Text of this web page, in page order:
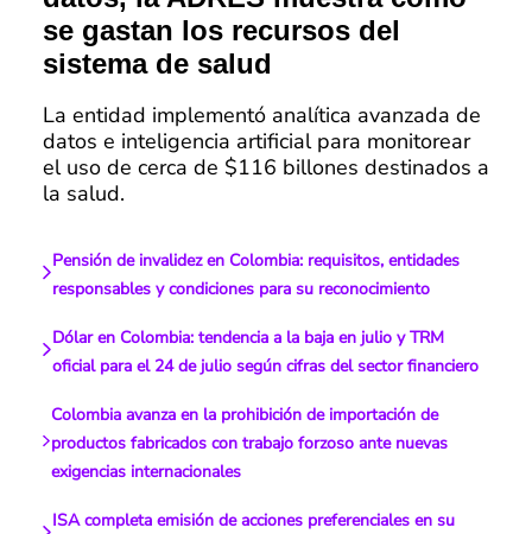
se gastan los recursos del
sistema de salud
La entidad implementó analítica avanzada de
datos e inteligencia artificial para monitorear
el uso de cerca de $116 billones destinados a
la salud.
Pensión de invalidez en Colombia: requisitos, entidades
responsables y condiciones para su reconocimiento
Dólar en Colombia: tendencia a la baja en julio y TRM
oficial para el 24 de julio según cifras del sector financiero
Colombia avanza en la prohibición de importación de
productos fabricados con trabajo forzoso ante nuevas
exigencias internacionales
ISA completa emisión de acciones preferenciales en su